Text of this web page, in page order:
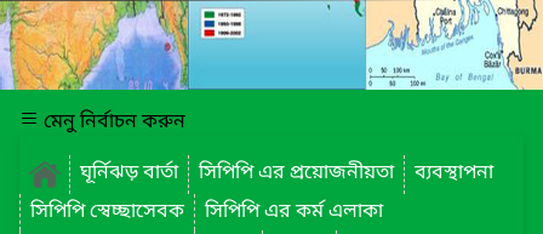
মেনু নির্বাচন করুন
ঘূর্নিঝড় বার্তা
সিপিপি এর প্রয়োজনীয়তা
ব্যবস্থাপনা
সিপিপি স্বেচ্ছাসেবক
সিপিপি এর কর্ম এলাকা